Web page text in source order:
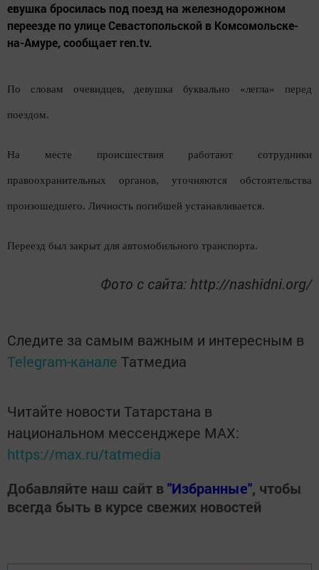
евушка бросилась под поезд на железнодорожном
переезде по улице Севастопольской в Комсомольске-
на-Амуре, сообщает ren.tv.
По словам очевидцев, девушка буквально «легла» перед
поездом.
На месте происшествия работают сотрудники
правоохранительных органов, уточняются обстоятельства
произошедшего. Личность погибшей устанавливается.
Переезд был закрыт для автомобильного транспорта.
Фото с сайта: http://nashidni.org/
Следите за самым важным и интересным в
Telegram-канале Татмедиа
Читайте новости Татарстана в
национальном мессенджере MАХ:
https://max.ru/tatmedia
Добавляйте наш сайт в"Избранные", чтобы
всегда быть в курсе свежих новостей